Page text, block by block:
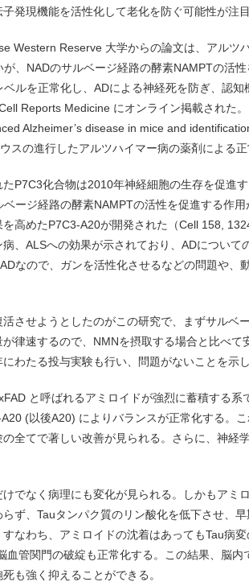
子発現機能を活性化して老化を防ぐ可能性が注
Western Reserve 大学からの論文は、アルツ
が、NADのサルベージ経路の酵素NAMPTの活
ベルを正常化し、ADによる神経死を防ぎ、認
Reports Medicine にオンライン掲載された
Alzheimer’s disease in mice and
スの進行したアルツハイマー病の薬剤による
たP7C3化合物は2010年神経細胞の生存を促進
ベージ経路の酵素NAMPTの活性を促進する作
高めたP7C3-A20が開発された（Cell 158,
、ALSへの効果が示されており、ADについて
なので、ガンを活性化させるなどの問題や、
させようとしたのがこの研究で、まずサルベ
が律速するので、NMNを摂取する場合と比べ
わたる投与実験も行い、問題がないことを示
と呼ばれるアミロイドが強烈に蓄積する
(以後A20) によりバランスが正常化する。
全てで著しい改善が見られる。さらに、神経
でなく病理にも変化が見られる。しかもアミ
ず、Tauタンパク質のリン酸化を低下させ、
すなわち、アミロイドの沈着はあってもTau病
血管関門の破綻も正常化する。この結果、脳
も強く抑えることができる。